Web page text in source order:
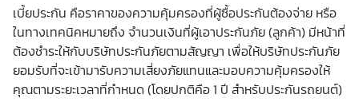
เบี้ยประกัน คือราคาของความคุ้มครองที่ผู้ซื้อประกันต้องจ่าย หรือ
ในทางเทคนิคหมายถึง จำนวนเงินที่ผู้เอาประกันภัย (ลูกค้า) มีหน้าที่
ต้องชำระให้กับบริษัทประกันภัยตามสัญญา เพื่อให้บริษัทประกันภัย
ยอมรับที่จะเข้ามารับความเสี่ยงภัยแทนและมอบความคุ้มครองให้
คุณตามระยะเวลาที่กำหนด (โดยปกติคือ 1 ปี สำหรับประกันรถยนต์)